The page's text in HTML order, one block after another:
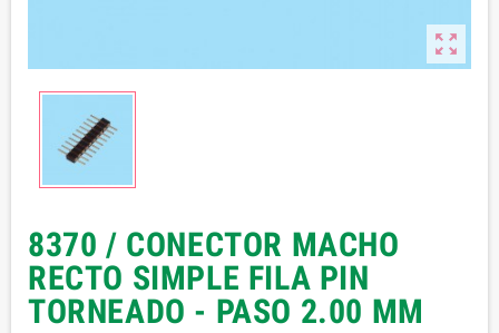

8370 / CONECTOR MACHO
RECTO SIMPLE FILA PIN
TORNEADO - PASO 2.00 MM